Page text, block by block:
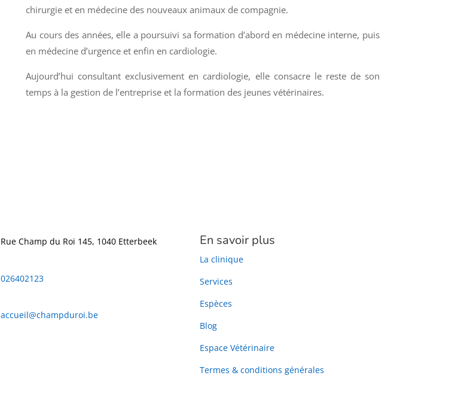
chirurgie et en médecine des nouveaux animaux de compagnie.
Au cours des années, elle a poursuivi sa formation d’abord en médecine interne, puis
en médecine d’urgence et enfin en cardiologie.
Aujourd’hui consultant exclusivement en cardiologie, elle consacre le reste de son
temps à la gestion de l’entreprise et la formation des jeunes vétérinaires.
Rue Champ du Roi 145, 1040 Etterbeek
026402123
accueil@champduroi.be
En savoir plus
La clinique
Services
Espèces
Blog
Espace Vétérinaire
Termes & conditions générales